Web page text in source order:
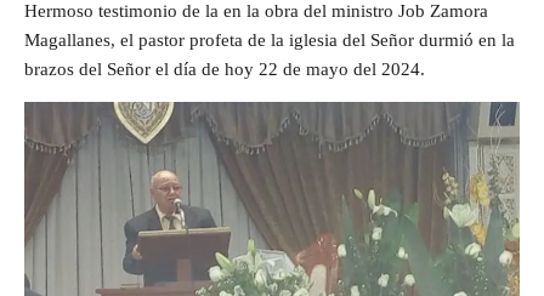
Hermoso testimonio de la en la obra del ministro Job Zamora
Magallanes, el pastor profeta de la iglesia del Señor durmió en la
brazos del Señor el día de hoy 22 de mayo del 2024.